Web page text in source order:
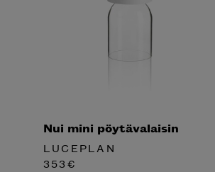
Nui mini pöytävalaisin
LUCEPLAN
353€